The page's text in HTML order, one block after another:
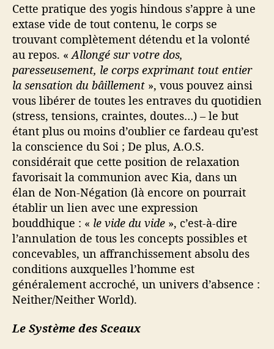
Cette pratique des yogis hindous s’appre à une
extase vide de tout contenu, le corps se
trouvant complètement détendu et la volonté
au repos. « Allongé sur votre dos,
paresseusement, le corps exprimant tout entier
la sensation du bâillement », vous pouvez ainsi
vous libérer de toutes les entraves du quotidien
(stress, tensions, craintes, doutes…) – le but
étant plus ou moins d’oublier ce fardeau qu’est
la conscience du Soi ; De plus, A.O.S.
considérait que cette position de relaxation
favorisait la communion avec Kia, dans un
élan de Non-Négation (là encore on pourrait
établir un lien avec une expression
bouddhique : « le vide du vide », c’est-à-dire
l’annulation de tous les concepts possibles et
concevables, un affranchissement absolu des
conditions auxquelles l’homme est
généralement accroché, un univers d’absence :
Neither/Neither World).
Le Système des Sceaux